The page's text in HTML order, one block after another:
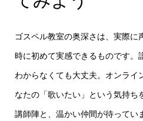
ゴスペル教室の奥深さは、実際に
時に初めて実感できるものです。
わからなくても大丈夫。オンライ
なたの「歌いたい」という気持ち
講師陣と、温かい仲間が待ってい